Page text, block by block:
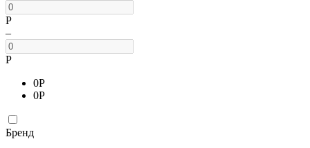
Р
–
Р
0Р
0Р
Бренд